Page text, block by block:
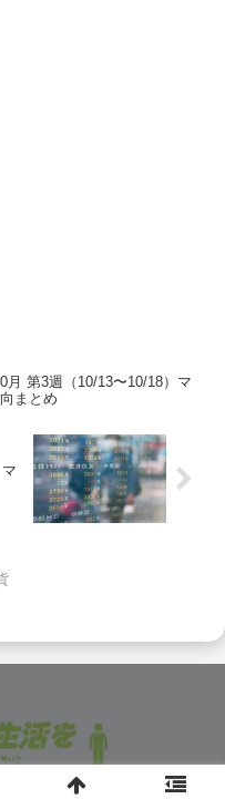
月 第3週（10/13〜10/18）マ
まとめ
生活を.